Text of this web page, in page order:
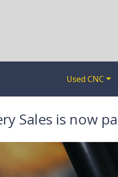
Used CNC
Sales is now